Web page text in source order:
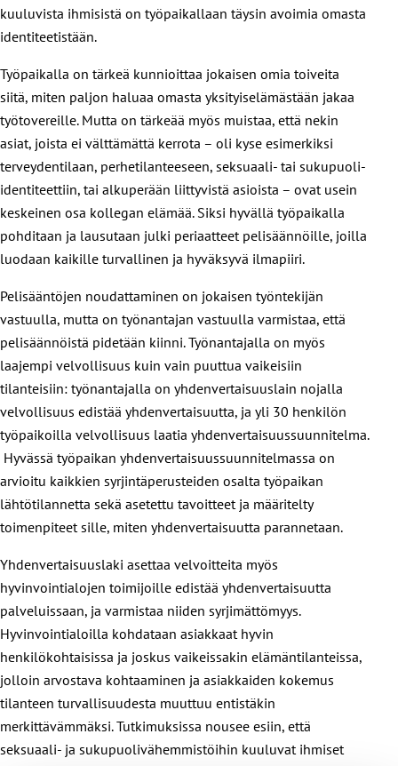
kuuluvista ihmisistä on työpaikallaan täysin avoimia omasta
identiteetistään.
Työpaikalla on tärkeä kunnioittaa jokaisen omia toiveita
siitä, miten paljon haluaa omasta yksityiselämästään jakaa
työtovereille. Mutta on tärkeää myös muistaa, että nekin
asiat, joista ei välttämättä kerrota – oli kyse esimerkiksi
terveydentilaan, perhetilanteeseen, seksuaali- tai sukupuoli-
identiteettiin, tai alkuperään liittyvistä asioista – ovat usein
keskeinen osa kollegan elämää. Siksi hyvällä työpaikalla
pohditaan ja lausutaan julki periaatteet pelisäännöille, joilla
luodaan kaikille turvallinen ja hyväksyvä ilmapiiri.
Pelisääntöjen noudattaminen on jokaisen työntekijän
vastuulla, mutta on työnantajan vastuulla varmistaa, että
pelisäännöistä pidetään kiinni. Työnantajalla on myös
laajempi velvollisuus kuin vain puuttua vaikeisiin
tilanteisiin: työnantajalla on yhdenvertaisuuslain nojalla
velvollisuus edistää yhdenvertaisuutta, ja yli 30 henkilön
työpaikoilla velvollisuus laatia yhdenvertaisuussuunnitelma.
Hyvässä työpaikan yhdenvertaisuussuunnitelmassa on
arvioitu kaikkien syrjintäperusteiden osalta työpaikan
lähtötilannetta sekä asetettu tavoitteet ja määritelty
toimenpiteet sille, miten yhdenvertaisuutta parannetaan.
Yhdenvertaisuuslaki asettaa velvoitteita myös
hyvinvointialojen toimijoille edistää yhdenvertaisuutta
palveluissaan, ja varmistaa niiden syrjimättömyys.
Hyvinvointialoilla kohdataan asiakkaat hyvin
henkilökohtaisissa ja joskus vaikeissakin elämäntilanteissa,
jolloin arvostava kohtaaminen ja asiakkaiden kokemus
tilanteen turvallisuudesta muuttuu entistäkin
merkittävämmäksi. Tutkimuksissa nousee esiin, että
seksuaali- ja sukupuolivähemmistöihin kuuluvat ihmiset